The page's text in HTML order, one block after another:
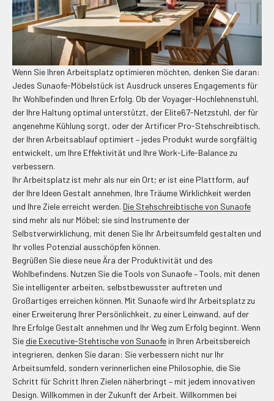
Wenn Sie Ihren Arbeitsplatz optimieren möchten, denken Sie daran:
Jedes Sunaofe-Möbelstück ist Ausdruck unseres Engagements für
Ihr Wohlbefinden und Ihren Erfolg. Ob der Voyager-Hochlehnenstuhl,
der Ihre Haltung optimal unterstützt, der Elite67-Netzstuhl, der für
angenehme Kühlung sorgt, oder der Artificer Pro-Stehschreibtisch,
der Ihren Arbeitsablauf optimiert – jedes Produkt wurde sorgfältig
entwickelt, um Ihre Effektivität und Ihre Work-Life-Balance zu
verbessern.
Ihr Arbeitsplatz ist mehr als nur ein Ort; er ist eine Plattform, auf
der Ihre Ideen Gestalt annehmen, Ihre Träume Wirklichkeit werden
und Ihre Ziele erreicht werden. Die Stehschreibtische von Sunaofe
sind mehr als nur Möbel; sie sind Instrumente der
Selbstverwirklichung, mit denen Sie Ihr Arbeitsumfeld gestalten und
Ihr volles Potenzial ausschöpfen können.
Begrüßen Sie diese neue Ära der Produktivität und des
Wohlbefindens. Nutzen Sie die Tools von Sunaofe – Tools, mit denen
Sie intelligenter arbeiten, selbstbewusster auftreten und
Großartiges erreichen können. Mit Sunaofe wird Ihr Arbeitsplatz zu
einer Erweiterung Ihrer Persönlichkeit, zu einer Leinwand, auf der
Ihre Erfolge Gestalt annehmen und Ihr Weg zum Erfolg beginnt. Wenn
Sie die Executive-Stehtische von Sunaofe in Ihren Arbeitsbereich
integrieren, denken Sie daran: Sie verbessern nicht nur Ihr
Arbeitsumfeld, sondern verinnerlichen eine Philosophie, die Sie
Schritt für Schritt Ihren Zielen näherbringt – mit jedem innovativen
Design. Willkommen in der Zukunft der Arbeit. Willkommen bei